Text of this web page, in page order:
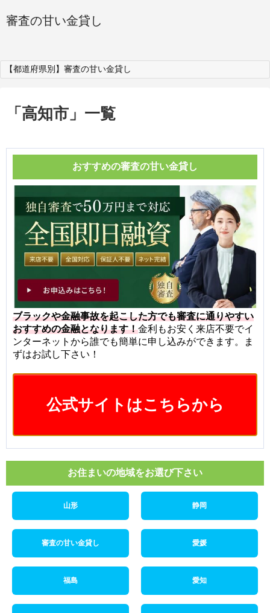
審査の甘い金貸し
【都道府県別】審査の甘い金貸し
「 高知市 」 一覧
おすすめの審査の甘い金貸し
ブラックや金融事故を起こした方でも審査に通りやすい
おすすめの金融となります！金利もお安く来店不要でイ
ンターネットから誰でも簡単に申し込みができます。ま
ずはお試し下さい！
公式サイトはこちらから
お住まいの地域をお選び下さい
山形 静岡
審査の甘い金貸し 愛媛
福島 愛知